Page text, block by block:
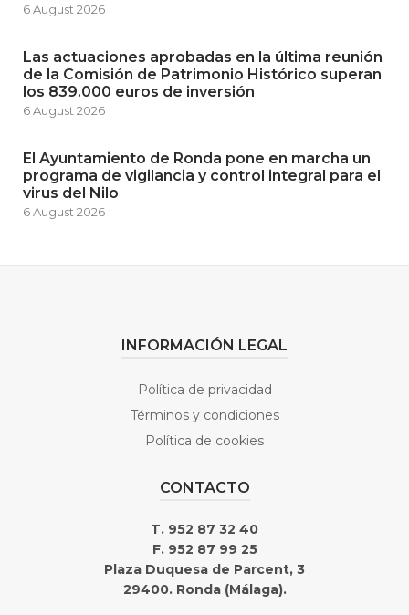
6 August 2026
Las actuaciones aprobadas en la última reunión
de la Comisión de Patrimonio Histórico superan
los 839.000 euros de inversión
6 August 2026
El Ayuntamiento de Ronda pone en marcha un
programa de vigilancia y control integral para el
virus del Nilo
6 August 2026
INFORMACIÓN LEGAL
Política de privacidad
Términos y condiciones
Política de cookies
CONTACTO
T. 952 87 32 40
F. 952 87 99 25
Plaza Duquesa de Parcent, 3
29400. Ronda (Málaga).